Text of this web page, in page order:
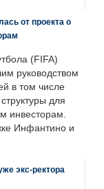
от проекта о
(FIFA)
руководством
в том числе
для
инвесторам.
Инфантино и
экс-ректора